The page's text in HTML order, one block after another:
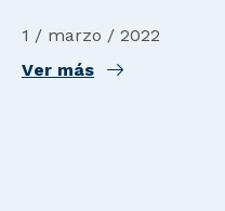
1 / marzo / 2022
Ver más